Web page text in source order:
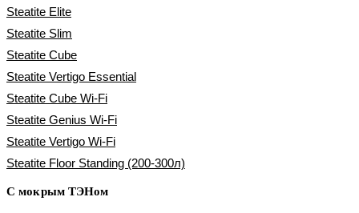
Steatite Elite
Steatite Slim
Steatite Cube
Steatite Vertigo Essential
Steatite Cube Wi-Fi
Steatite Genius Wi-Fi
Steatite Vertigo Wi-Fi
Steatite Floor Standing (200-300л)
С мокрым ТЭНом